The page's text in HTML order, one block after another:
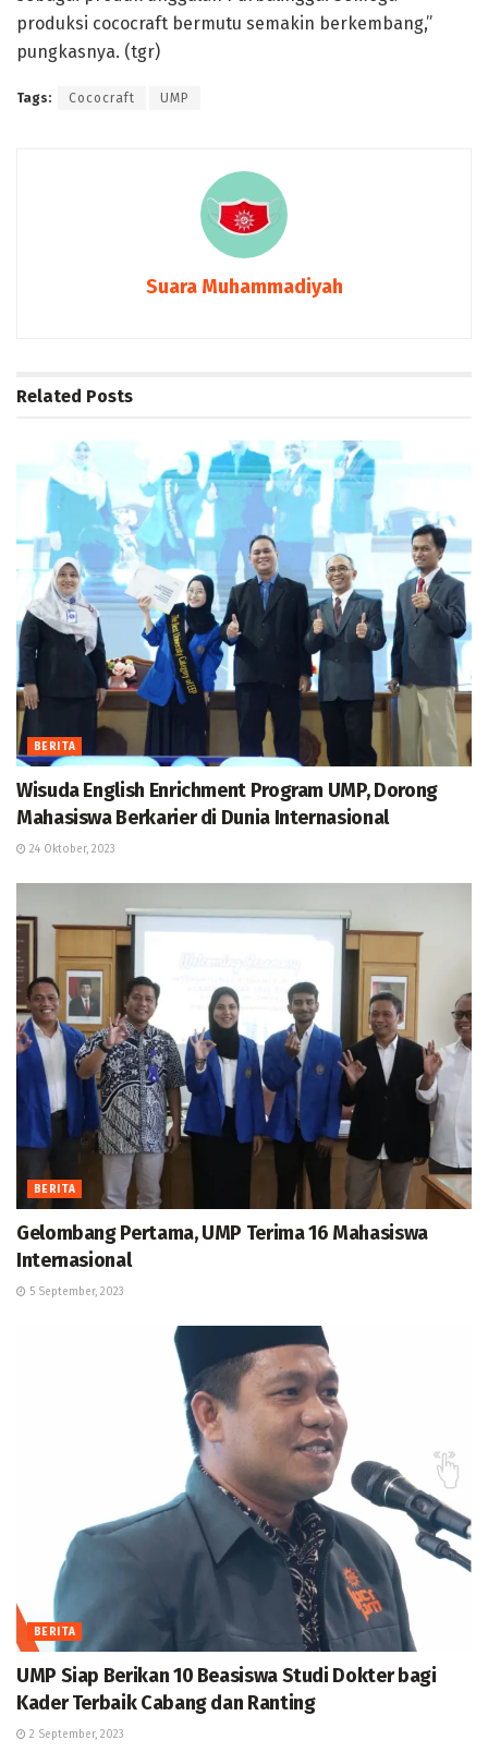
produksi cococraft bermutu semakin berkembang,”
pungkasnya. (tgr)
Tags: Cococraft UMP
Suara Muhammadiyah
Related Posts
BERITA
Wisuda English Enrichment Program UMP, Dorong
Mahasiswa Berkarier di Dunia Internasional
24 Oktober, 2023
BERITA
Gelombang Pertama, UMP Terima 16 Mahasiswa
Internasional
5 September, 2023
BERITA
UMP Siap Berikan 10 Beasiswa Studi Dokter bagi
Kader Terbaik Cabang dan Ranting
2 September, 2023